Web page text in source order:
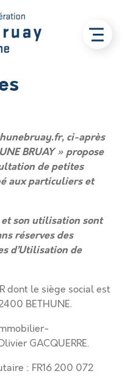
ci-après
BRUAY » propose
de petites
aux particuliers et
et son utilisation sont
réserves des
d’Utilisation de
dont le siège social est
BETHUNE.
GACQUERRE.
: FR16 200 072